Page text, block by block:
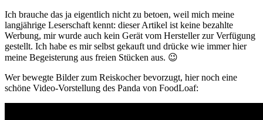
Ich brauche das ja eigentlich nicht zu betoen, weil mich meine
langjährige Leserschaft kennt: dieser Artikel ist keine bezahlte
Werbung, mir wurde auch kein Gerät vom Hersteller zur Verfügung
gestellt. Ich habe es mir selbst gekauft und drücke wie immer hier
meine Begeisterung aus freien Stücken aus. 😉
Wer bewegte Bilder zum Reiskocher bevorzugt, hier noch eine
schöne Video-Vorstellung des Panda von FoodLoaf: